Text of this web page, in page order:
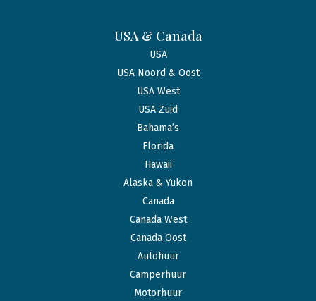
USA & Canada
USA
USA Noord & Oost
USA West
USA Zuid
Bahama’s
Florida
Hawaii
Alaska & Yukon
Canada
Canada West
Canada Oost
Autohuur
Camperhuur
Motorhuur